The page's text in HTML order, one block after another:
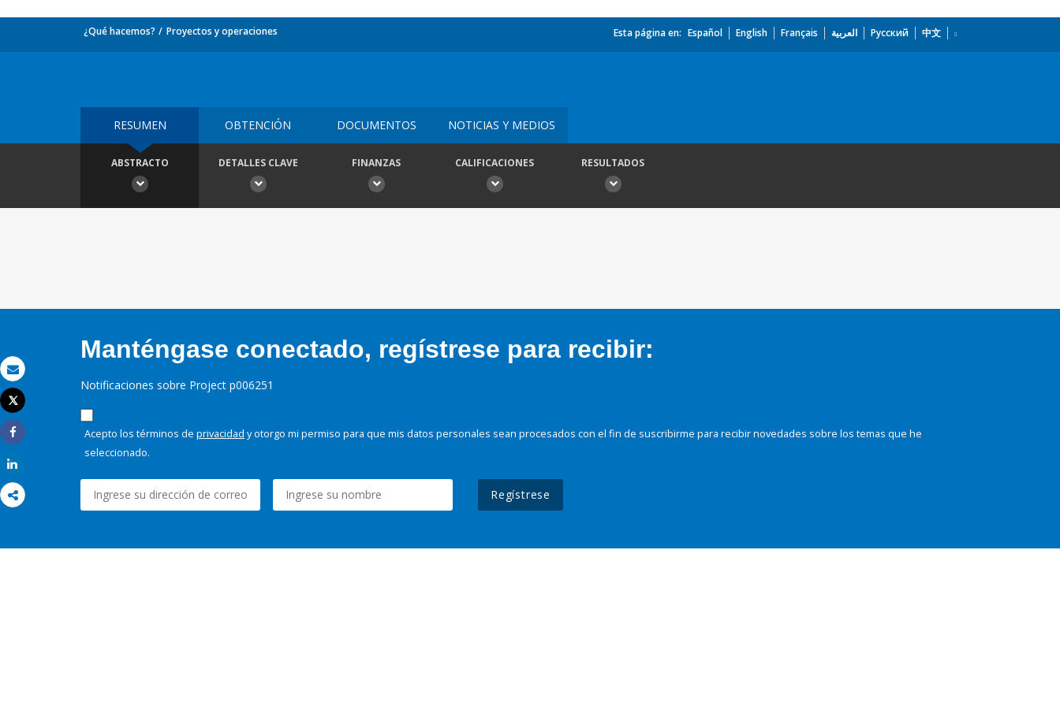
Correo electrónico
Imprimir
Tweet
Share
¿Qué hacemos? Proyectos y operaciones Esta página en: Español English Français العربية Русский 中文
RESUMEN OBTENCIÓN DOCUMENTOS NOTICIAS Y MEDIOS
ABSTRACTO DETALLES CLAVE FINANZAS CALIFICACIONES RESULTADOS
Manténgase conectado, regístrese para recibir:
Notificaciones sobre Project p006251
Acepto los términos de privacidad y otorgo mi permiso para que mis datos personales sean procesados con el fin de suscribirme para recibir novedades sobre los temas que he
seleccionado.
Regístrese